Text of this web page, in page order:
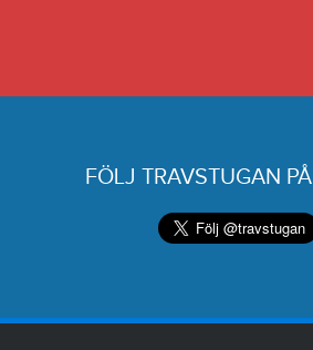
FÖLJ TRAVSTUGAN PÅ